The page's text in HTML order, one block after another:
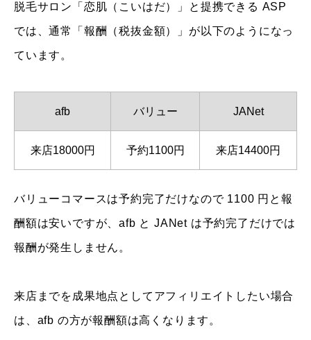
脱毛サロン「恋肌（こいはだ）」と提携できる ASP
では、通常「報酬（税抜金額）」が以下のようになっ
ています。
afb バリュー JANet
来店18000円 予約1100円 来店14400円
バリューコマースは予約完了だけなので 1100 円と報
酬額は安いですが、afb と JANet は予約完了だけでは
報酬が発生しません。
来店までを成果地点としてアフィリエイトしたい場合
は、afb の方が報酬額は高くなります。